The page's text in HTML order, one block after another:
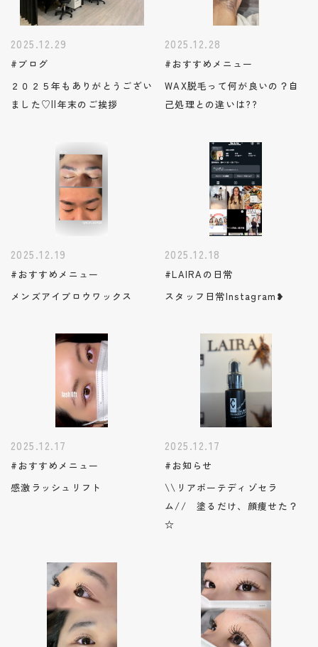
2025.12.29
#ブログ
２０２５年もありがとうござい
ました♡||年末のご挨拶
2025.12.28
#おすすめメニュー
WAX脱毛って何が良いの？自
己処理との違いは??
2025.12.19
#おすすめメニュー
メンズアイブロウワックス
2025.12.18
#LAIRAの日常
スタッフ日常Instagram❥
2025.12.17
#おすすめメニュー
感激ラッシュリフト
2025.12.17
#お知らせ
\\リアボーテディゾセラ
ム// 塗るだけ、顔痩せた？
☆